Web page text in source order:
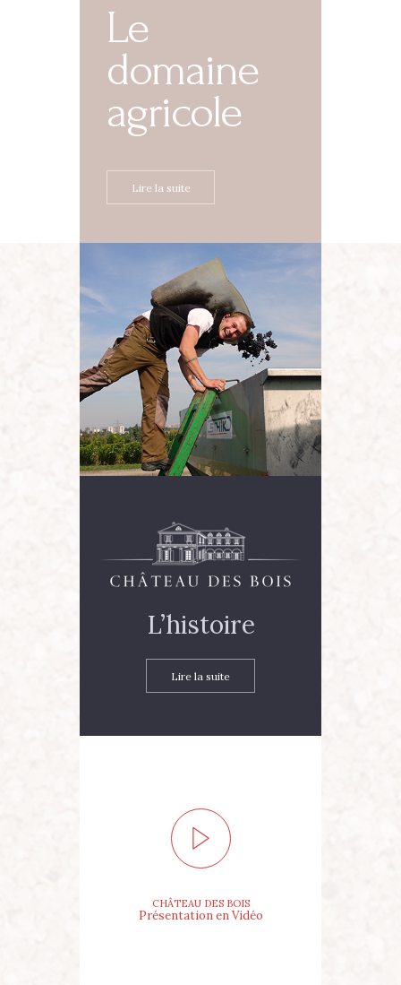
Le
domaine
agricole
Lire la suite
L’histoire
Lire la suite
CHÂTEAU DES BOIS
Présentation en Vidéo